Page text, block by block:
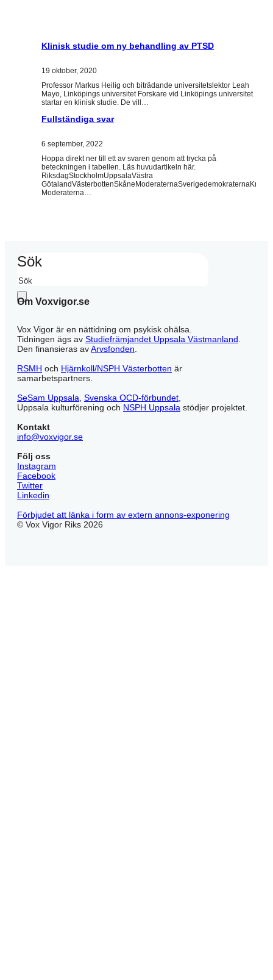
Klinisk studie om ny behandling av PTSD
19 oktober, 2020
Professor Markus Heilig och biträdande universitetslektor Leah
Mayo, Linköpings universitet Forskare vid Linköpings universitet
startar en klinisk studie. De vill…
Fullständiga svar
6 september, 2022
Hoppa direkt ner till ett av svaren genom att trycka på
beteckningen i tabellen. Läs huvudartikeln här.
RiksdagStockholmUppsalaVästra
Moderaterna…
Sök
Om Voxvigor.se
Vox Vigor är en nättidning om psykisk ohälsa.
Tidningen ägs av Studiefrämjandet Uppsala Västmanland.
Den finansieras avArvsfonden.
RSMH och Hjärnkoll/NSPH Västerbotten är
samarbetspartners.
SeSam Uppsala, Svenska OCD-förbundet,
Uppsala kulturförening och NSPH Uppsala stödjer projektet.
Kontakt
info@voxvigor.se
Följ oss
Instagram
Facebook
Twitter
Linkedin
Förbjudet att länka i form av extern annons-exponering
© Vox Vigor Riks 2026